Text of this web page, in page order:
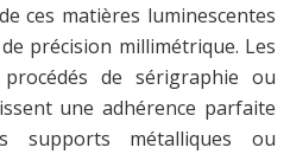
ces matières luminescentes
précision millimétrique. Les
de sérigraphie ou
une adhérence parfaite
supports métalliques ou